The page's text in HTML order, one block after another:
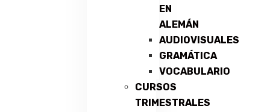
EN
ALEMÁN
AUDIOVISUALES
GRAMÁTICA
VOCABULARIO
CURSOS
TRIMESTRALES